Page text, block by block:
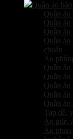
Quần áo
Quần
Quần áo
Quần
Quần áo
chuẩn
Áo
Quần áo
Quần áo
Quần áo
Quần áo
Quần áo
Tạp dề,
Áo gile,
Áo